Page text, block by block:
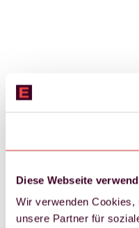
Diese Webseite
Wir verwenden Cookies,
unsere Partner für